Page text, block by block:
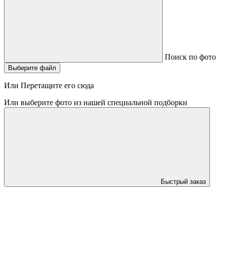
Поиск по фото
Выберите файл
Или Перетащите его сюда
Или выберите фото из нашей специальной подборки
Быстрый заказ